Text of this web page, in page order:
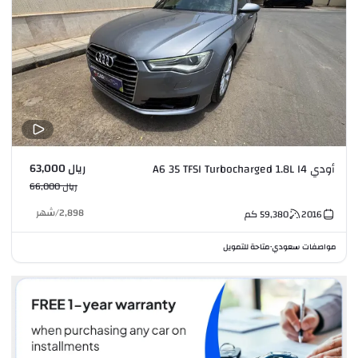
أودي A6 35 TFSI Turbocharged 1.8L I4 ريال 63,000
ريال 66,000
2016
59,380كم 2,898
/شهر
مواصفات سعودي•متاحة للتمويل